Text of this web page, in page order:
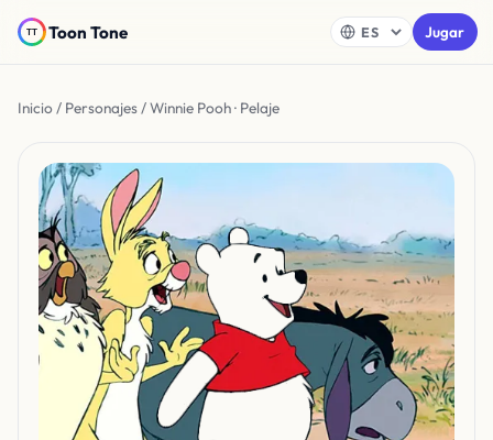
Toon Tone Jugar
Inicio/ Personajes/ Winnie Pooh · Pelaje